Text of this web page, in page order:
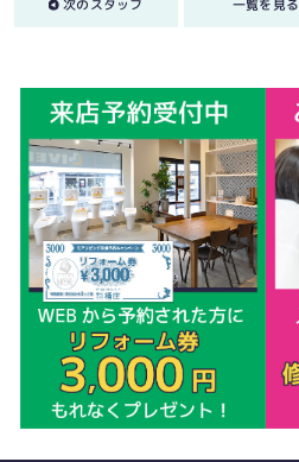
次のスタッフ 一覧を見る